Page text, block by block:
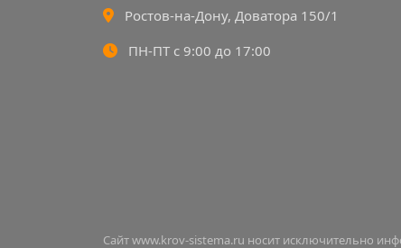
Ростов-на-Дону, Доватора 150/1
ПН-ПТ с 9:00 до 17:00
Сайт www.krov-sistema.ru носит исключительно